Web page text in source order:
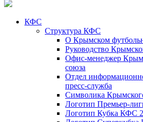
КФС
Структура КФС
О Крымском
Руководство
Офис-менеджер
союза
Отдел
пресс-служба
Символика
Логотип Премьер-
Логотип Кубка КФС